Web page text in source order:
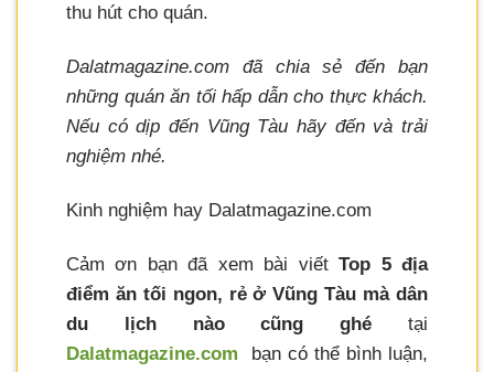
thu hút cho quán.
Dalatmagazine.com đã chia sẻ đến bạn
những quán ăn tối hấp dẫn cho thực khách.
Nếu có dịp đến Vũng Tàu hãy đến và trải
nghiệm nhé.
Kinh nghiệm hay Dalatmagazine.com
Cảm ơn bạn đã xem bài viếtTop 5 địa
điểm ăn tối ngon, rẻ ở Vũng Tàu mà dân
du lịch nào cũng ghé tại
Dalatmagazine.com
bạn có thể bình luận,